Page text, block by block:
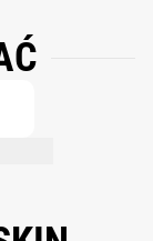
do pielęgnacji
się w